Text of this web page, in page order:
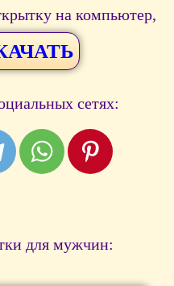
на компьютер,
сетях:
для мужчин: